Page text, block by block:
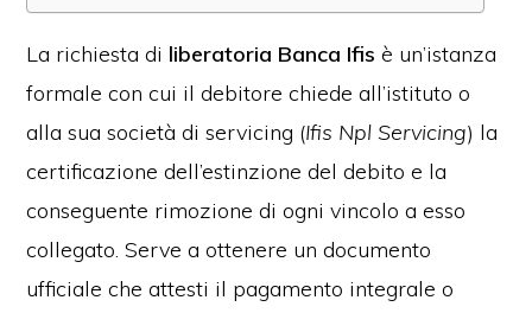
La richiesta di liberatoria Banca Ifis è un’istanza
formale con cui il debitore chiede all’istituto o
alla sua società di servicing (Ifis Npl Servicing) la
certificazione dell’estinzione del debito e la
conseguente rimozione di ogni vincolo a esso
collegato. Serve a ottenere un documento
ufficiale che attesti il pagamento integrale o